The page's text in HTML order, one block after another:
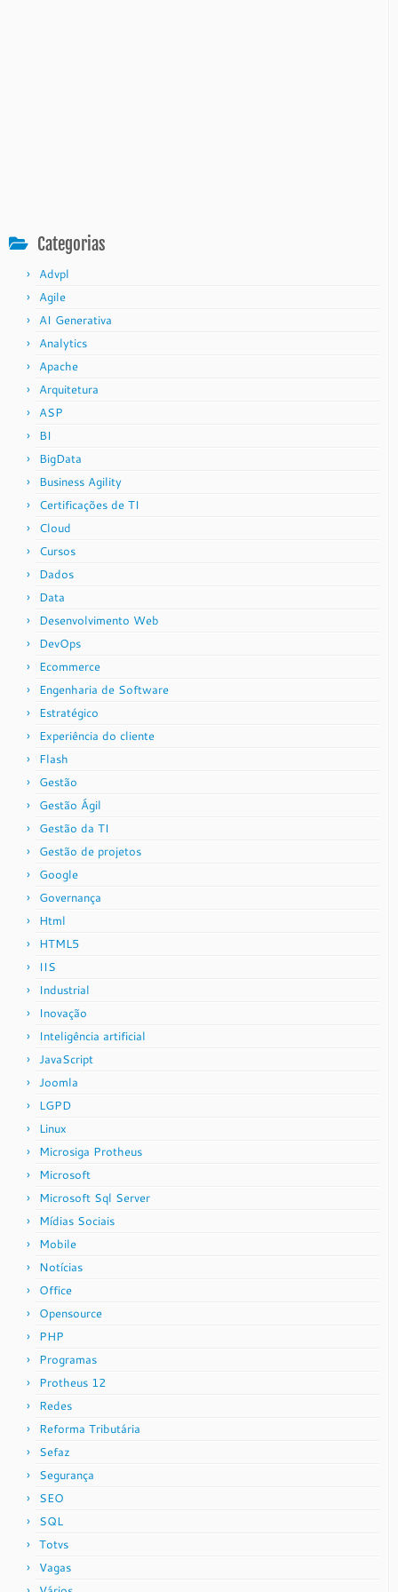
Categorias
Advpl
Agile
AI Generativa
Analytics
Apache
Arquitetura
ASP
BI
BigData
Business Agility
Certificações de TI
Cloud
Cursos
Dados
Data
Desenvolvimento Web
DevOps
Ecommerce
Engenharia de Software
Estratégico
Experiência do cliente
Flash
Gestão
Gestão Ágil
Gestão da TI
Gestão de projetos
Google
Governança
Html
HTML5
IIS
Industrial
Inovação
Inteligência artificial
JavaScript
Joomla
LGPD
Linux
Microsiga Protheus
Microsoft
Microsoft Sql Server
Mídias Sociais
Mobile
Notícias
Office
Opensource
PHP
Programas
Protheus 12
Redes
Reforma Tributária
Sefaz
Segurança
SEO
SQL
Totvs
Vagas